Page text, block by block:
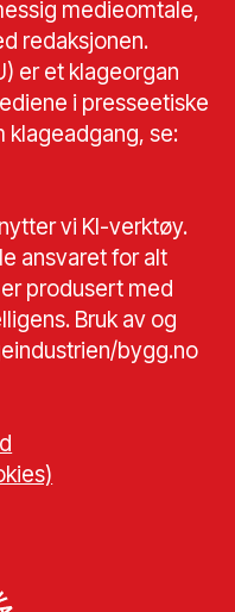
medieomtale,
redaksjonen.
er et klageorgan
i presseetiske
klageadgang, se:
vi KI-verktøy.
ansvaret for alt
produsert med
Bruk av og
bygg.no